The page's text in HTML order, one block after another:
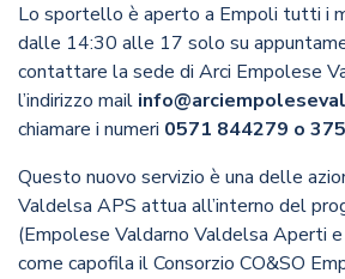
Lo sportello è aperto a Empoli tutti i
dalle 14:30 alle 17 solo su
contattare la sede di Arci Empolese
l’indirizzo mail
chiamare i numeri 0571 844279 o
Questo nuovo servizio è una delle
Valdelsa APS attua all’interno del
(Empolese Valdarno Valdelsa Aperti e
come capofila il Consorzio CO&SO